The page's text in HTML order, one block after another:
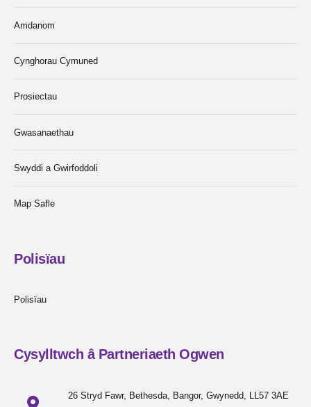
Amdanom
Cynghorau Cymuned
Prosiectau
Gwasanaethau
Swyddi a Gwirfoddoli
Map Safle
Polisïau
Polisïau
Cysylltwch â Partneriaeth Ogwen
26 Stryd Fawr, Bethesda, Bangor, Gwynedd, LL57 3AE